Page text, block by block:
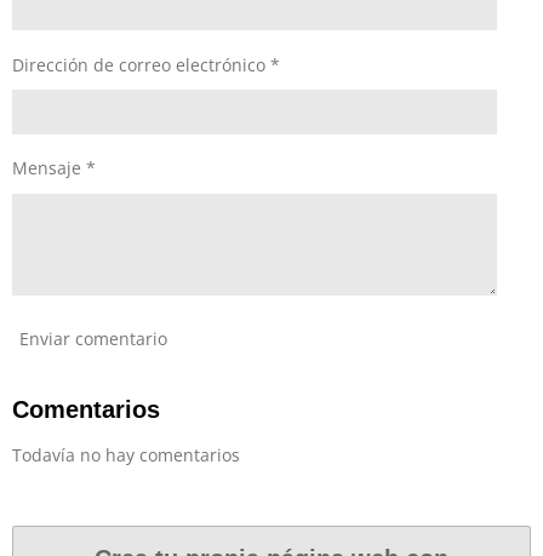
Dirección de correo electrónico *
Mensaje *
Enviar comentario
Comentarios
Todavía no hay comentarios